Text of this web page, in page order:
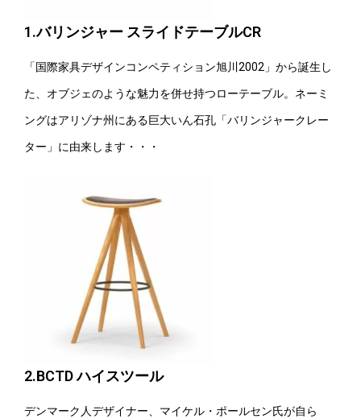
1.バリンジャー スライドテーブルCR
「国際家具デザインコンペティション旭川2002」から誕生し
た、オブジェのような魅力を併せ持つローテーブル。ネーミ
ングはアリゾナ州にある巨大いん石孔「バリンジャークレー
ター」に由来します・・・
2.BCTD ハイスツール
デンマーク人デザイナー、マイケル・ポールセン氏が自ら